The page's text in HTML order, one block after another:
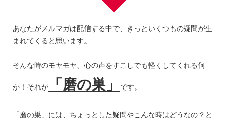
あなたがメルマガは配信する中で、きっといくつもの疑問が生
まれてくると思います。
そんな時のモヤモヤ、心の声をすこしでも軽くしてくれる何
か！それが 「磨の巣」 です。
「磨の巣」には、ちょっとした疑問やこんな時はどうなの？と